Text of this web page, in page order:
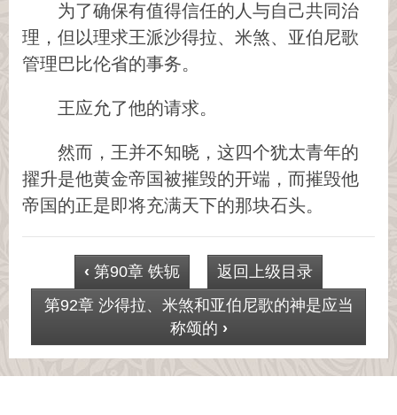
为了确保有值得信任的人与自己共同治
理，但以理求王派沙得拉、米煞、亚伯尼歌
管理巴比伦省的事务。
王应允了他的请求。
然而，王并不知晓，这四个犹太青年的
擢升是他黄金帝国被摧毁的开端，而摧毁他
帝国的正是即将充满天下的那块石头。
‹ 第90章 铁轭
返回上级目录
第92章 沙得拉、米煞和亚伯尼歌的神是应当
称颂的 ›